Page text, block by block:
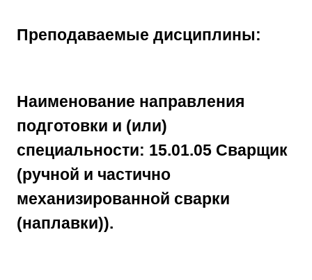
Преподаваемые дисциплины:
Наименование направления
подготовки и (или)
специальности: 15.01.05 Сварщик
(ручной и частично
механизированной сварки
(наплавки)).